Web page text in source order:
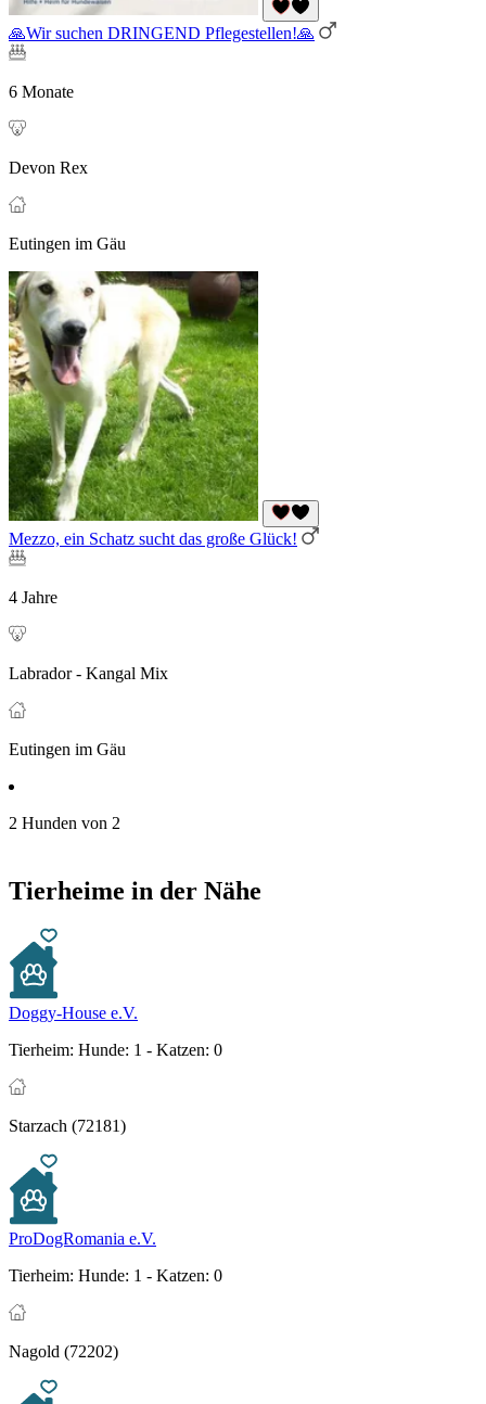
🙏Wir suchen DRINGEND Pflegestellen!🙏
6 Monate
Devon Rex
Eutingen im Gäu
Mezzo, ein Schatz sucht das große Glück!
4 Jahre
Labrador - Kangal Mix
Eutingen im Gäu
2 Hunden von 2
Tierheime in der Nähe
Doggy-House e.V.
Tierheim: Hunde: 1 - Katzen: 0
Starzach (72181)
ProDogRomania e.V.
Tierheim: Hunde: 1 - Katzen: 0
Nagold (72202)